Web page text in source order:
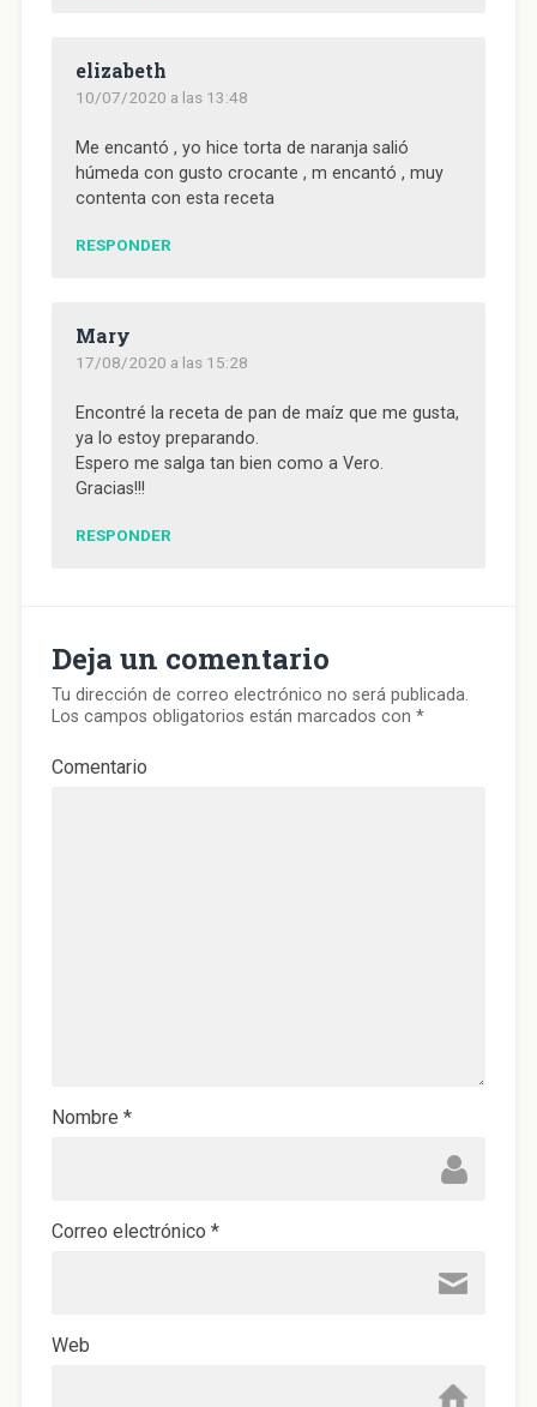
elizabeth
10/07/2020 a las 13:48
Me encantó , yo hice torta de naranja salió
húmeda con gusto crocante , m encantó , muy
contenta con esta receta
RESPONDER
Mary
17/08/2020 a las 15:28
Encontré la receta de pan de maíz que me gusta,
ya lo estoy preparando.
Espero me salga tan bien como a Vero.
Gracias!!!
RESPONDER
Deja un comentario
Tu dirección de correo electrónico no será publicada.
Los campos obligatorios están marcados con *
Comentario
Nombre *
Correo electrónico *
Web